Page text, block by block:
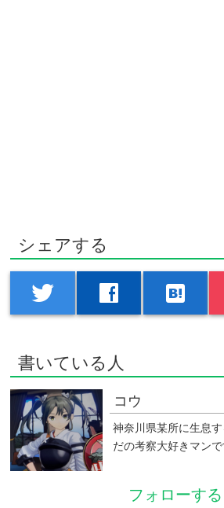
シェアする
twitter facebook hatenabookmark
書いている人
コウ
神奈川県某所に生息
だの考察大好きマンで
フォローする